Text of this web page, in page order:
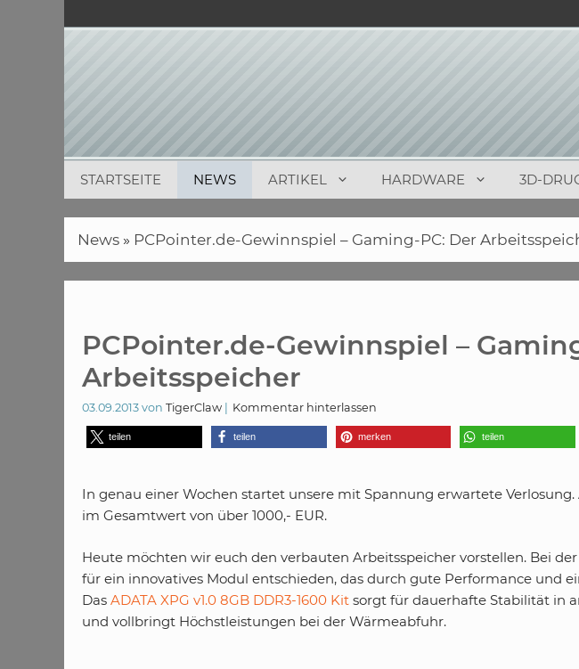
Inhalt
STARTSEITE NEWS ARTIKEL HARDWARE 3D-
News » PCPointer.de-Gewinnspiel – Gaming-PC: Der
PCPointer.de-Gewinnspiel –
Arbeitsspeicher
03.09.2013 von TigerClaw Kommentar hinterlassen
teilen teilen merken teilen
In genau einer Wochen startet unsere mit Spannung erwartete
im Gesamtwert von über 1000,- EUR.
Heute möchten wir euch den verbauten Arbeitsspeicher vorstellen. Bei
für ein innovatives Modul entschieden, das durch gute Performance und
Das ADATA XPG v1.0 8GB DDR3-1600 Kit sorgt für dauerhafte Stabilität in
und vollbringt Höchstleistungen bei der Wärmeabfuhr.